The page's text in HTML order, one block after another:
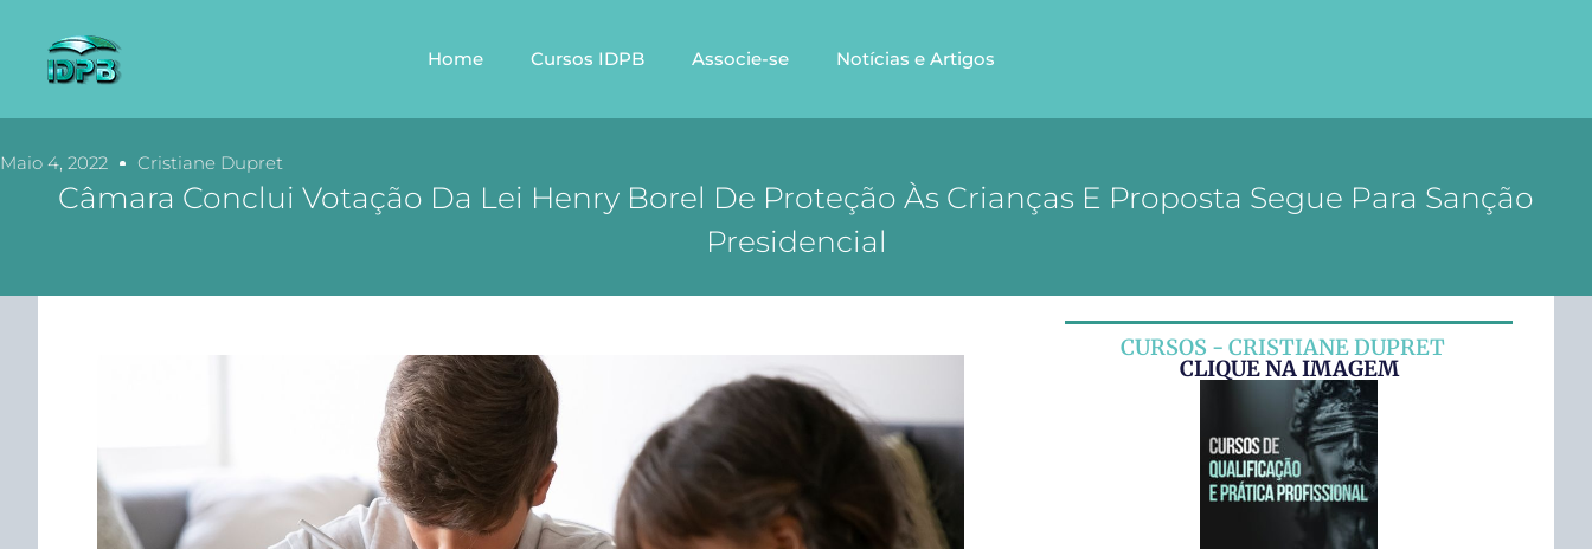
Home Cursos IDPB Associe-se Notícias e Artigos
Maio 4, 2022 Cristiane Dupret
Câmara Conclui Votação Da Lei Henry Borel De Proteção Às Crianças E Proposta Segue Para Sanção
Presidencial
CURSOS - CRISTIANE DUPRET
CLIQUE NA IMAGEM